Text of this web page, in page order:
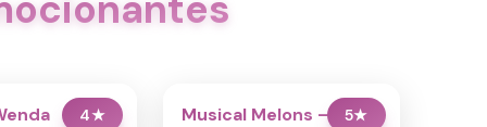
4★ 5★
Musical Melons –